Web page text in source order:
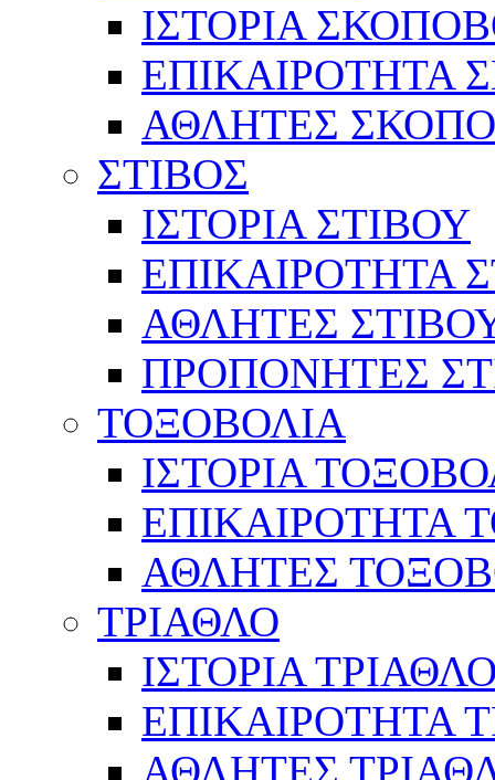
ΙΣΤΟΡΙΑ
ΕΠΙΚΑΙΡΟΤΗΤΑ
ΑΘΛΗΤΕΣ
ΣΤΙΒΟΣ
ΙΣΤΟΡΙΑ ΣΤΙΒΟΥ
ΕΠΙΚΑΙΡΟΤΗΤΑ
ΑΘΛΗΤΕΣ
ΠΡΟΠΟΝΗΤΕΣ
ΤΟΞΟΒΟΛΙΑ
ΙΣΤΟΡΙΑ
ΕΠΙΚΑΙΡΟΤΗΤΑ
ΑΘΛΗΤΕΣ
ΤΡΙΑΘΛΟ
ΙΣΤΟΡΙΑ
ΕΠΙΚΑΙΡΟΤΗΤΑ